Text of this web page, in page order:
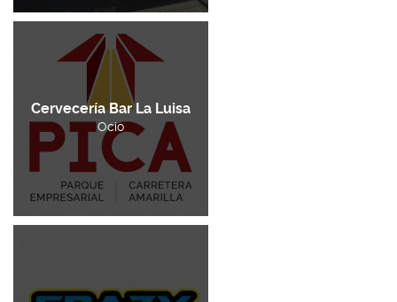
Cervecería Bar La Luisa
Ocio